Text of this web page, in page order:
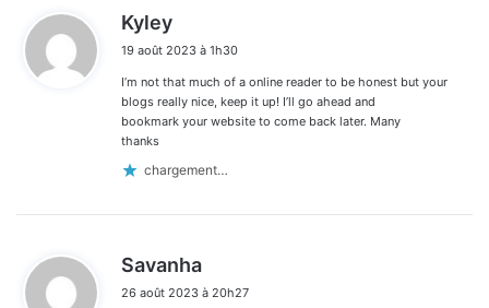
Kyley
t
:
19 août 2023 à 1h30
I’m not that much of a online reader to be honest but your
blogs really nice, keep it up! I’ll go ahead and
bookmark your website to come back later. Many
thanks
chargement…
Savanha
t
26 août 2023 à 20h27